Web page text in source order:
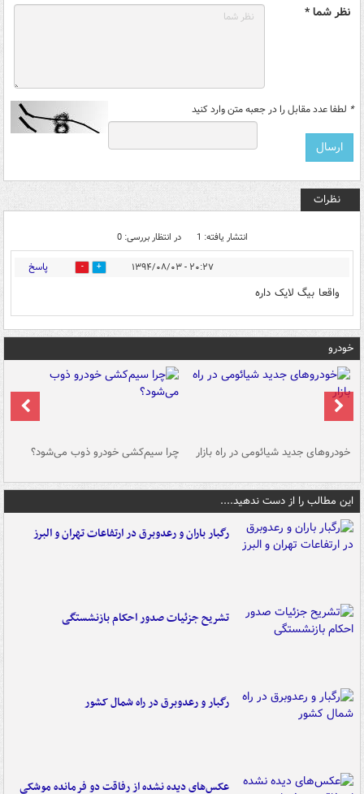
نظر شما *
* لطفا عدد مقابل را در جعبه متن وارد کنید
نظرات
انتشار یافته: 1 در انتظار بررسی: 0
۲۰:۲۷ - ۱۳۹۴/۰۸/۰۳ 0 پاسخ
واقعا بیگ لایک داره
خودرو
خودروهای جدید شیائومی در راه بازار چرا سیم‌کشی خودرو ذوب می‌شود؟
این مطالب را از دست ندهید....
رگبار باران و رعدوبرق در ارتفاعات تهران و البرز
تشریح جزئیات صدور احکام بازنشستگی
رگبار و رعدوبرق در راه شمال کشور
عکس‌های دیده نشده از رفاقت دو فرمانده‌ موشکی